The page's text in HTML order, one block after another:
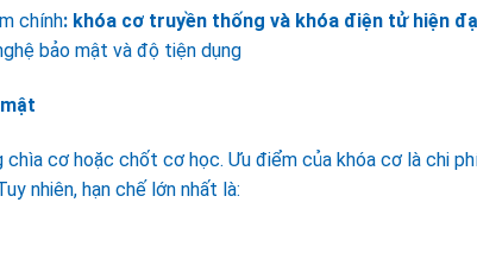
chính: khóa cơ truyền thống và khóa điện tử hiện
bảo mật và độ tiện dụng
cơ hoặc chốt cơ học. Ưu điểm của khóa cơ là chi
nhiên, hạn chế lớn nhất là: